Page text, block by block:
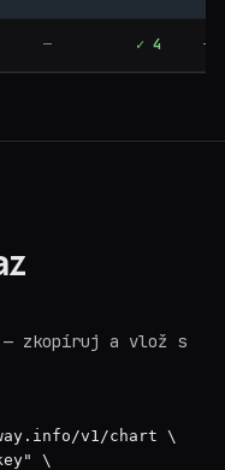
— ✓ 4 —
— zkopíruj a vlož s
v1/chart \
\